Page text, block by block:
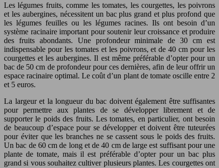
Les légumes fruits, comme les tomates, les courgettes, les poivrons
et les aubergines, nécessitent un bac plus grand et plus profond que
les légumes feuilles ou les légumes racines. Ils ont besoin d’un
système racinaire important pour soutenir leur croissance et produire
des fruits abondants. Une profondeur minimale de 30 cm est
indispensable pour les tomates et les poivrons, et de 40 cm pour les
courgettes et les aubergines. Il est même préférable d’opter pour un
bac de 50 cm de profondeur pour ces dernières, afin de leur offrir un
espace racinaire optimal. Le coût d’un plant de tomate oscille entre 2
et 5 euros.
La largeur et la longueur du bac doivent également être suffisantes
pour permettre aux plantes de se développer librement et de
supporter le poids des fruits. Les tomates, en particulier, ont besoin
de beaucoup d’espace pour se développer et doivent être tuteurées
pour éviter que les branches ne se cassent sous le poids des fruits.
Un bac de 60 cm de long et de 40 cm de large est suffisant pour une
plante de tomate, mais il est préférable d’opter pour un bac plus
grand si vous souhaitez cultiver plusieurs plantes. Les courgettes ont